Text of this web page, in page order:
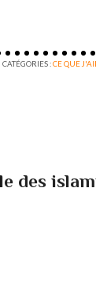
CATÉGORIES :CE QUE
des